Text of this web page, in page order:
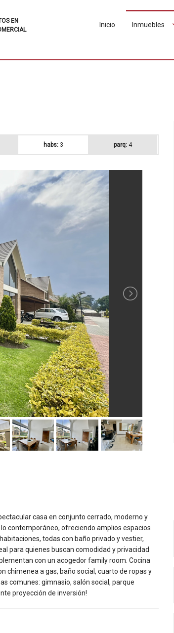
EN
Inicio Inmuebles
habs: 3 parq: 4
casa en conjunto cerrado, moderno y
contemporáneo, ofreciendo amplios espacios
todas con baño privado y vestier,
para quienes buscan comodidad y privacidad
con un acogedor family room. Cocina
chimenea a gas, baño social, cuarto de ropas y
comunes: gimnasio, salón social, parque
proyección de inversión!